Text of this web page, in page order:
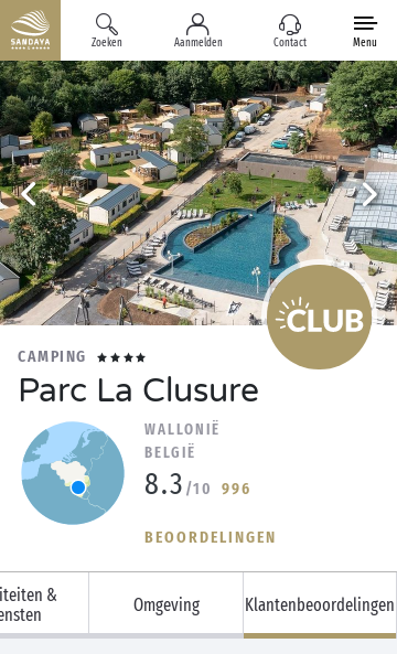
Zoeken Aanmelden Contact Menu
CAMPING
Parc La Clusure
WALLONIË
BELGIË
8.3 /10 996
BEOORDELINGEN
&
Omgeving Klantenbeoordelingen